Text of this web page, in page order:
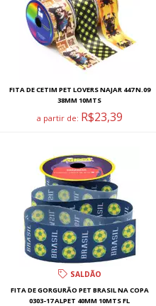
FITA DE CETIM PET LOVERS NAJAR 447 N.09
38MM 10MTS
a partir de: R$23,39
SALDÃO
FITA DE GORGURÃO PET BRASIL NA COPA
0303-17 ALPET 40MM 10MTS FL